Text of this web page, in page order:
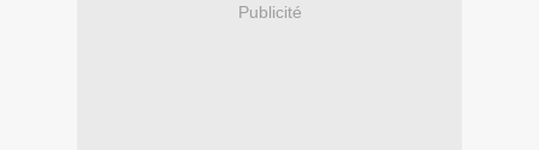
Publicité